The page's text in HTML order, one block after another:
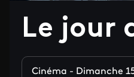
Le jour
Cinéma - Dimanche